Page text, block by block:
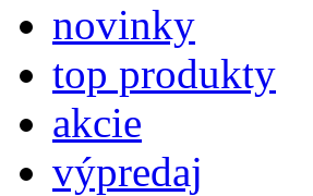
novinky
top produkty
akcie
výpredaj